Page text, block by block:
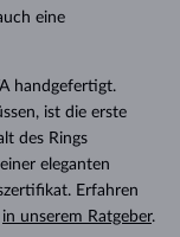
eine
handgefertigt.
ist die erste
des Rings
eleganten
Erfahren
in unserem Ratgeber.